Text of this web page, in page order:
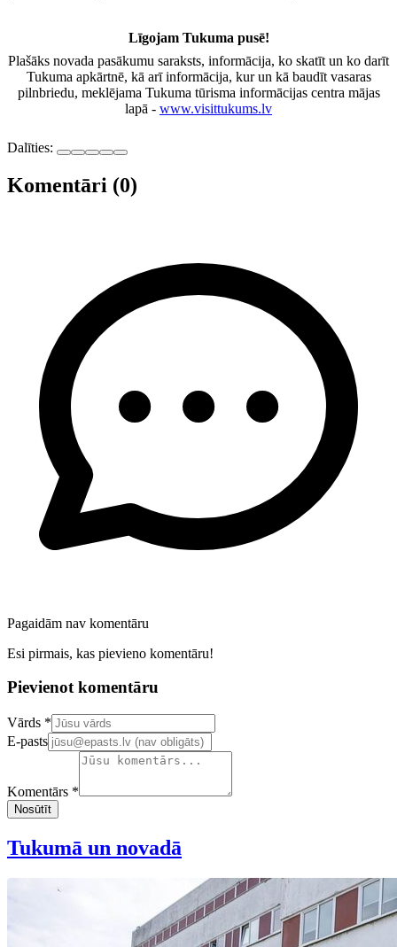
Līgojam Tukuma pusē!
Plašāks novada pasākumu saraksts, informācija, ko skatīt un ko darīt
Tukuma apkārtnē, kā arī informācija, kur un kā baudīt vasaras
pilnbriedu, meklējama Tukuma tūrisma informācijas centra mājas
lapā - www.visittukums.lv
Dalīties:
Komentāri (0)
Pagaidām nav komentāru
Esi pirmais, kas pievieno komentāru!
Pievienot komentāru
Confirm your email address
Vārds *
E-pasts
Komentārs *
Nosūtīt
Tukumā un novadā